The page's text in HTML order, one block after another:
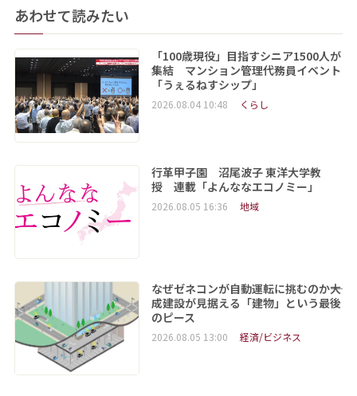
あわせて読みたい
「100歳現役」目指すシニア1500人が
集結 マンション管理代務員イベント
「うぇるねすシップ」
2026.08.04 10:48 くらし
行革甲子園 沼尾波子 東洋大学教
授 連載「よんななエコノミー」
2026.08.05 16:36 地域
なぜゼネコンが自動運転に挑むのか――大
成建設が見据える「建物」という最後
のピース
2026.08.05 13:00 経済/ビジネス